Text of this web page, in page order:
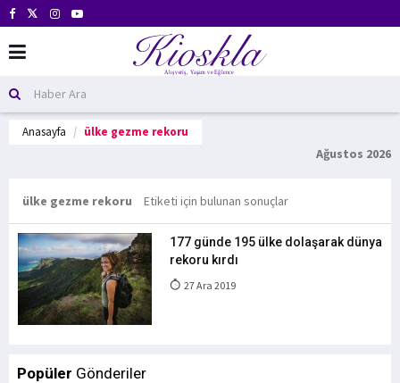
Anasayfa ülke gezme rekoru
Ağustos 2026
ülke gezme rekoru Etiketi için bulunan sonuçlar
177 günde 195 ülke dolaşarak dünya
rekoru kırdı
27 Ara 2019
Popüler Gönderiler